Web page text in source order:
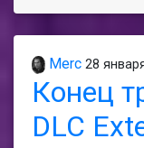
Merc 28
Конец
DLC